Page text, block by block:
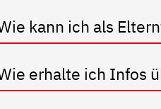
kann ich als
erhalte ich Infos